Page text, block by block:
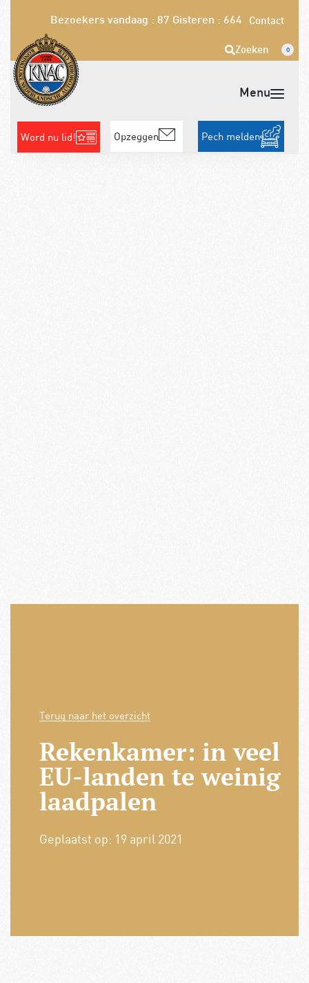
Bezoekers vandaag : 87 Gisteren : 664 Contact
Zoeken 0
Word nu lid! Opzeggen Pech melden
Terug naar het overzicht
Rekenkamer: in veel
EU-landen te weinig
laadpalen
Geplaatst op: 19 april 2021